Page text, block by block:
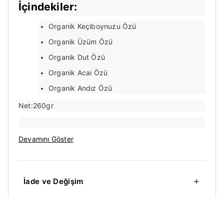
İçindekiler:
Organik Keçiboynuzu Özü
Organik Üzüm Özü
Organik Dut Özü
Organik Acai Özü
Organik Andız Özü
Net:260gr
Devamını Göster
İade ve Değişim